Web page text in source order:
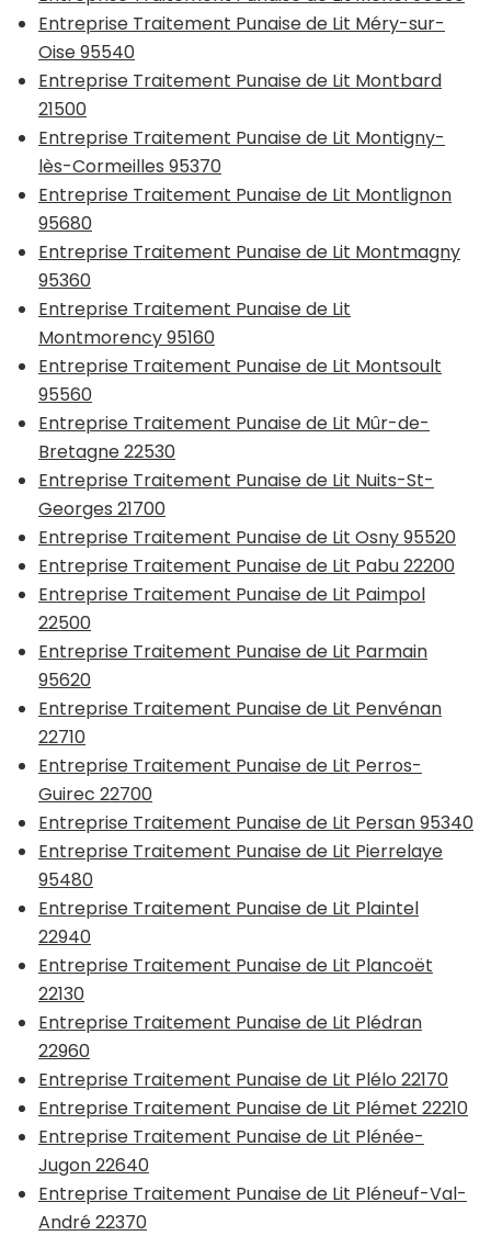
Entreprise Traitement Punaise de Lit Méry-sur-
Oise 95540
Entreprise Traitement Punaise de Lit Montbard
21500
Entreprise Traitement Punaise de Lit Montigny-
lès-Cormeilles 95370
Entreprise Traitement Punaise de Lit Montlignon
95680
Entreprise Traitement Punaise de Lit Montmagny
95360
Entreprise Traitement Punaise de Lit
Montmorency 95160
Entreprise Traitement Punaise de Lit Montsoult
95560
Entreprise Traitement Punaise de Lit Mûr-de-
Bretagne 22530
Entreprise Traitement Punaise de Lit Nuits-St-
Georges 21700
Entreprise Traitement Punaise de Lit Osny 95520
Entreprise Traitement Punaise de Lit Pabu 22200
Entreprise Traitement Punaise de Lit Paimpol
22500
Entreprise Traitement Punaise de Lit Parmain
95620
Entreprise Traitement Punaise de Lit Penvénan
22710
Entreprise Traitement Punaise de Lit Perros-
Guirec 22700
Entreprise Traitement Punaise de Lit Persan 95340
Entreprise Traitement Punaise de Lit Pierrelaye
95480
Entreprise Traitement Punaise de Lit Plaintel
22940
Entreprise Traitement Punaise de Lit Plancoët
22130
Entreprise Traitement Punaise de Lit Plédran
22960
Entreprise Traitement Punaise de Lit Plélo 22170
Entreprise Traitement Punaise de Lit Plémet 22210
Entreprise Traitement Punaise de Lit Plénée-
Jugon 22640
Entreprise Traitement Punaise de Lit Pléneuf-Val-
André 22370